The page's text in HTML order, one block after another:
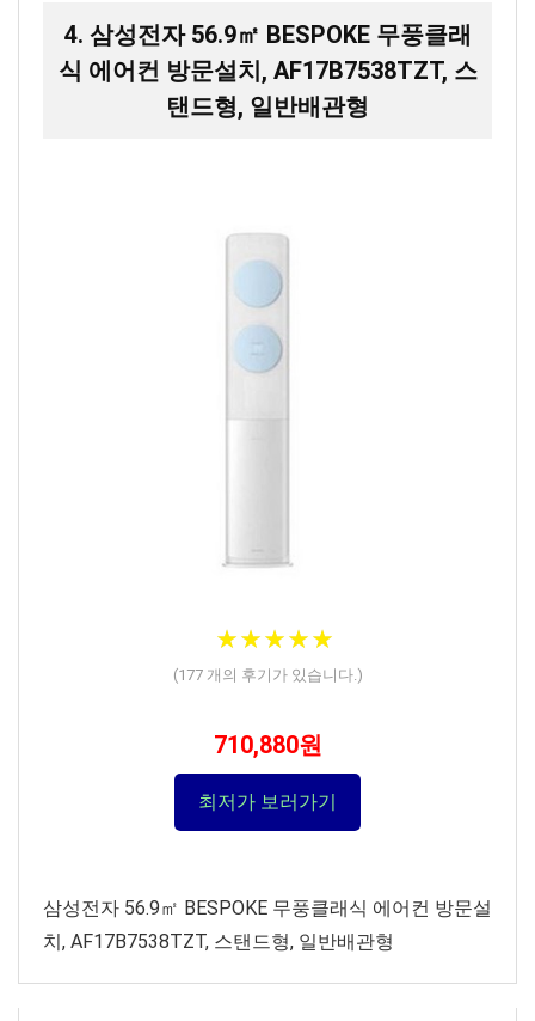
4. 삼성전자 56.9㎡ BESPOKE 무풍클래
식 에어컨 방문설치, AF17B7538TZT, 스
탠드형, 일반배관형
★★★★★
★★★★★
(177개의 후기가 있습니다.)
710,880원
최저가 보러가기
삼성전자 56.9㎡ BESPOKE 무풍클래식 에어컨 방문설
치, AF17B7538TZT, 스탠드형, 일반배관형